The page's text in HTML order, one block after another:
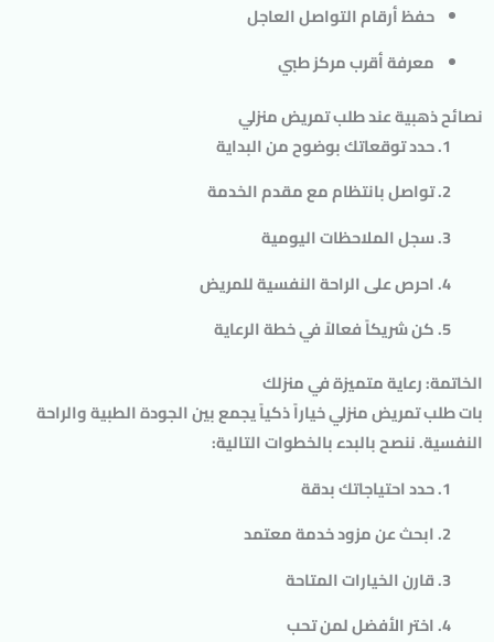
حفظ أرقام التواصل العاجل
معرفة أقرب مركز طبي
نصائح ذهبية عند طلب تمريض منزلي
حدد توقعاتك بوضوحمن البداية
تواصل بانتظاممع مقدم الخدمة
سجل الملاحظاتاليومية
احرص على الراحة النفسيةللمريض
كن شريكاً فعالاًفي خطة الرعاية
الخاتمة: رعاية متميزة في منزلك
باتطلب تمريض منزليخياراً ذكياً يجمع بين الجودة الطبية والراحة
النفسية. ننصح بالبدء بالخطوات التالية:
حدد احتياجاتكبدقة
ابحث عن مزود خدمةمعتمد
قارن الخياراتالمتاحة
اختر الأفضللمن تحب